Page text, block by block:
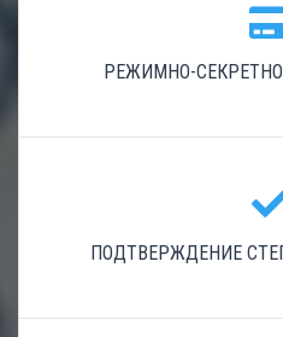
РЕЖИМНО-
ПОДТВЕРЖДЕНИЕ